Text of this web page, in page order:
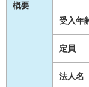
概要
受入年
定員
法人名